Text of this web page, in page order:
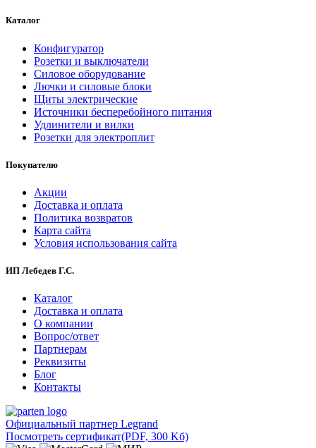
Каталог
Конфигуратор
Розетки и выключатели
Силовое оборудование
Лючки и силовые блоки
Щиты электрические
Источники бесперебойного питания
Удлинители и вилки
Розетки для электроплит
Покупателю
Акции
Доставка и оплата
Политика возвратов
Карта сайта
Условия использования сайта
ИП Лебедев Г.С.
Каталог
Доставка и оплата
О компании
Вопрос/ответ
Партнерам
Реквизиты
Блог
Контакты
Официальный партнер Legrand
Посмотреть сертификат(PDF, 300 Kб)